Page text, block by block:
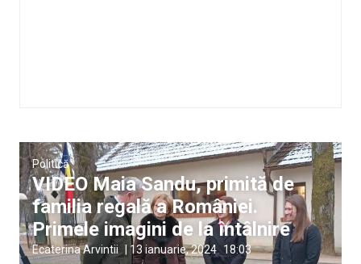
Politică
VIDEO Maia Sandu, primită de
familia regală a României.
Primele imagini de la întâlnire
Ecaterina Arvintii 13 ianuarie, 2024 18:03